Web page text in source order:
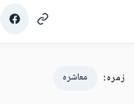
زمرہ: معاشرہ